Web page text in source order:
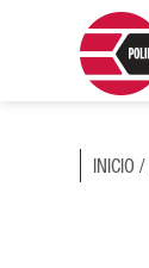
INICIO /